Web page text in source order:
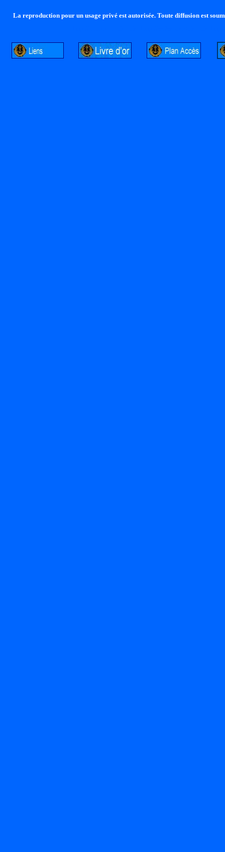
La reproduction pour un usage privé est autorisée. Toute diffusion est